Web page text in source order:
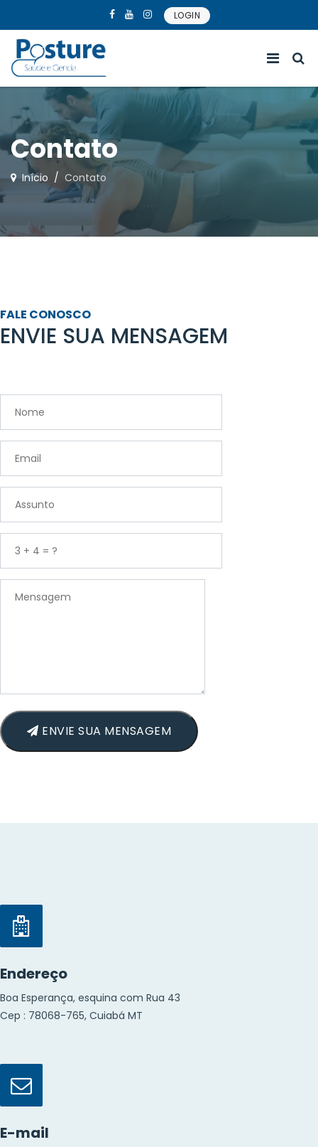
LOGIN
Contato
Início Contato
FALE CONOSCO
ENVIE SUA MENSAGEM
ENVIE SUA MENSAGEM
Endereço
Boa Esperança, esquina com Rua 43
Cep : 78068-765, Cuiabá MT
E-mail